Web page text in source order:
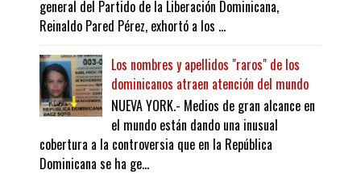
general del Partido de la Liberación Dominicana,
Reinaldo Pared Pérez, exhortó a los ...
Los nombres y apellidos "raros" de los
dominicanos atraen atención del mundo
NUEVA YORK.- Medios de gran alcance en
el mundo están dando una inusual
cobertura a la controversia que en la República
Dominicana se ha ge...